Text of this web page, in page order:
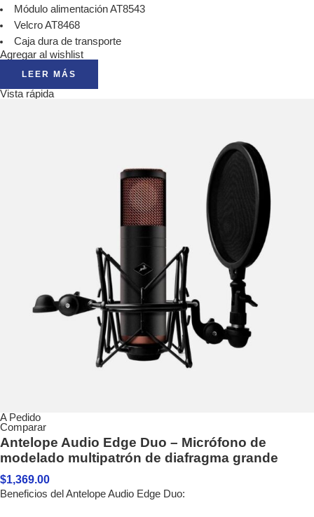
Módulo alimentación AT8543
Velcro AT8468
Caja dura de transporte
Agregar al wishlist
LEER MÁS
Vista rápida
A Pedido
Comparar
Antelope Audio Edge Duo – Micrófono de
modelado multipatrón de diafragma grande
$1,369.00
Beneficios del Antelope Audio Edge Duo: